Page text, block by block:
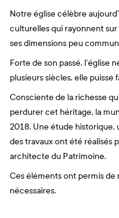
Notre église célèbre
culturelles qui rayonnent
ses dimensions peu
Forte de son passé, l’église
plusieurs siècles, elle puisse
Consciente de la richesse
perdurer cet héritage, la
2018. Une étude historique,
des travaux ont été réalisés
architecte du Patrimoine.
Ces éléments ont permis
nécessaires.